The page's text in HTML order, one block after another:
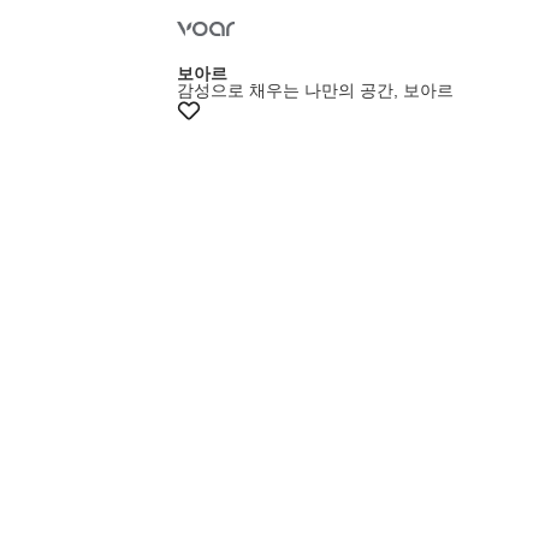
보아르
감성으로 채우는 나만의 공간, 보아르